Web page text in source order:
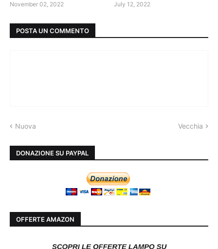
November 02, 2022 July 12, 2022
POSTA UN COMMENTO
Nuova Vecchia
DONAZIONE SU PAYPAL
OFFERTE AMAZON